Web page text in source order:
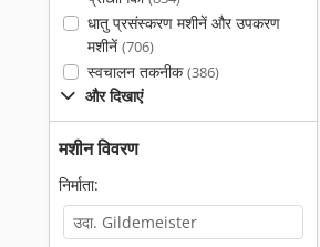
धातु प्रसंस्करण मशीनें और उपकरण
मशीनें (706)
स्वचालन तकनीक(386)
और दिखाएं
मशीन विवरण
निर्माता: